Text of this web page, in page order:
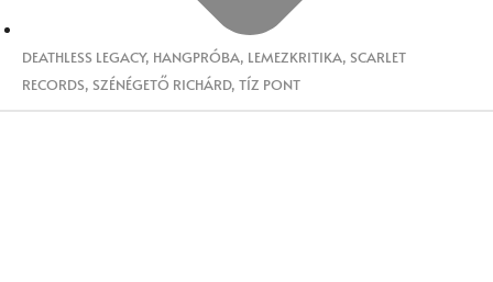
DEATHLESS LEGACY, HANGPRÓBA, LEMEZKRITIKA, SCARLET
RECORDS, SZÉNÉGETŐ RICHÁRD, TÍZ PONT